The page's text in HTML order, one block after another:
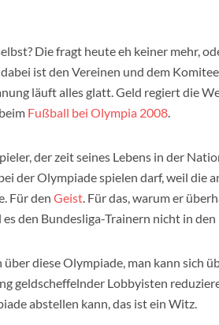
Die fragt heute eh keiner mehr,
ist den Vereinen und dem
läuft alles glatt. Geld regiert die
Fußball bei Olympia 2008.
der zeit seines Lebens in der
der Olympiade spielen darf, weil die
Für den Geist. Für das, warum er
den Bundesliga-Trainern nicht in den
diese Olympiade, man kann sich
geldscheffelnder Lobbyisten
abstellen kann, das ist ein Witz.